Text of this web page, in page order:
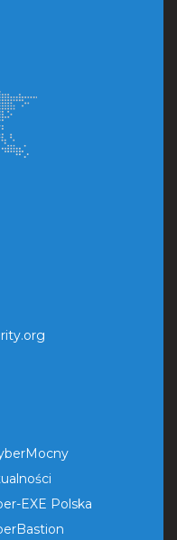
EXE Polska